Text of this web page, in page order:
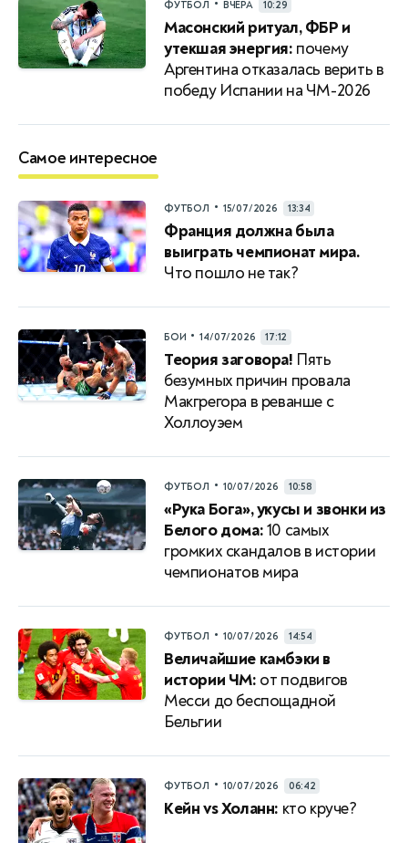
ФУТБОЛ • ВЧЕРА 10:29
Масонский ритуал, ФБР и
утекшая энергия: почему
Аргентина отказалась верить в
победу Испании на ЧМ-2026
Самое интересное
ФУТБОЛ • 15/07/2026 13:34
Франция должна была
выиграть чемпионат мира.
Что пошло не так?
БОИ • 14/07/2026 17:12
Теория заговора! Пять
безумных причин провала
Макгрегора в реванше с
Холлоуэем
ФУТБОЛ • 10/07/2026 10:58
«Рука Бога», укусы и звонки из
Белого дома:10 самых
громких скандалов в истории
чемпионатов мира
ФУТБОЛ • 10/07/2026 14:54
Величайшие камбэки в
истории ЧМ: от подвигов
Месси до беспощадной
Бельгии
ФУТБОЛ • 10/07/2026 06:42
Кейн vs Холанн: кто круче?